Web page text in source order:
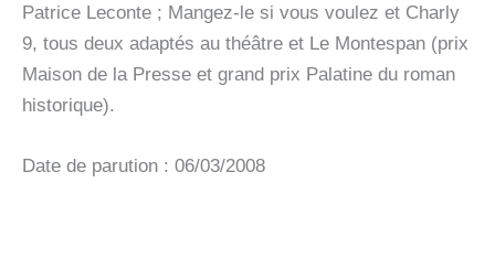
Patrice Leconte ; Mangez-le si vous voulez et Charly
9, tous deux adaptés au théâtre et Le Montespan (prix
Maison de la Presse et grand prix Palatine du roman
historique).
Date de parution : 06/03/2008